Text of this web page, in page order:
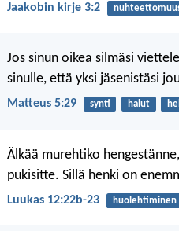
Jaakobin kirje 3:2
Jos sinun oikea silmäsi
sinulle, että yksi jäsenistäsi
Matteus 5:29 synti halut
Älkää murehtiko
pukisitte. Sillä henki on
Luukas 12:22b-23 huolehtiminen